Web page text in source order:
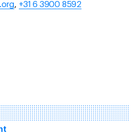
, +31 6 3900 8592